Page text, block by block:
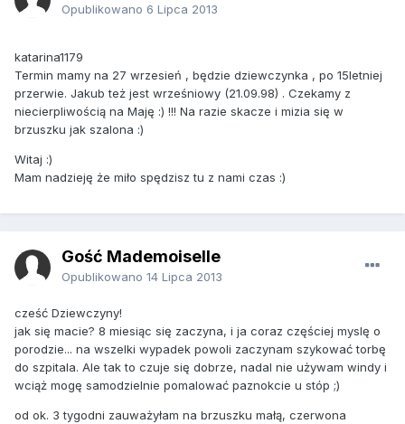
Opublikowano 6 Lipca 2013
katarina1179
Termin mamy na 27 wrzesień , będzie dziewczynka , po 15letniej
przerwie. Jakub też jest wrześniowy (21.09.98) . Czekamy z
niecierpliwością na Maję :) !!! Na razie skacze i mizia się w
brzuszku jak szalona :)
Witaj :)
Mam nadzieję że miło spędzisz tu z nami czas :)
Gość Mademoiselle
Opublikowano 14 Lipca 2013
cześć Dziewczyny!
jak się macie? 8 miesiąc się zaczyna, i ja coraz częściej myslę o
porodzie... na wszelki wypadek powoli zaczynam szykować torbę
do szpitala. Ale tak to czuje się dobrze, nadal nie używam windy i
wciąż mogę samodzielnie pomalować paznokcie u stóp ;)
od ok. 3 tygodni zauważyłam na brzuszku małą, czerwona